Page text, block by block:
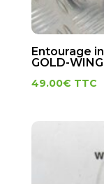
Entourage
GOLD-WING
49.00€ TTC